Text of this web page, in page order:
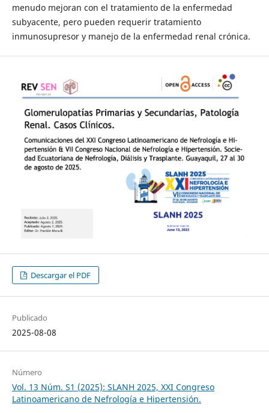
menudo mejoran con el tratamiento de la enfermedad
subyacente, pero pueden requerir tratamiento
inmunosupresor y manejo de la enfermedad renal crónica.
Descargar el PDF
Publicado
2025-08-08
Número
Vol. 13 Núm. S1 (2025): SLANH 2025, XXI Congreso
Latinoamericano de Nefrología e Hipertensión.